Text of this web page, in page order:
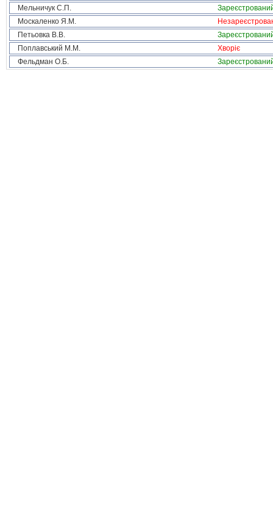
Мельничук С.П.
Москаленко Я.М.
Петьовка В.В.
Поплавський М.М.
Хворіє
Фельдман О.Б.